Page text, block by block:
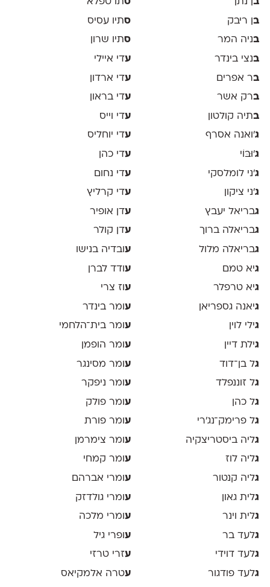
בן נתן
בן ריבק
בניה המר
בנצי בינדר
בר אפרים
ברק אשר
בתיה קולטון
ג'ואנה אסרף
ג'וּבּוֹי
ג׳ני לומלסקי
ג׳ני ציקון
גבריאל יעבץ
גבריאלה ברוך
גבריאלה מלול
גיא טמם
גיא טרפלר
גיאנה גספריאן
גילי לוין
גילת דיין
גל בן־דוד
גל זוננפלד
גל כהן
גל פרימק־נג׳רי
גליה ביסטריצקיה
גליה לוז
גליה קנטור
גלית גאון
גלית וינר
גלעד בר
גלעד דוידי
גלעד פודגור
סתו טפלא
סתיו עסיס
סתיו שרון
עדי איילי
עדי ארדון
עדי בראון
עדי וייס
עדי יוחליס
עדי כהן
עדי נחום
עדי קרליץ
עדן אופיר
עדן קולר
ע ובדיה בנישו
עודד לברן
ע וז צרי
ע ומר בינדר
עומר בית־הלחמי
ע ומר הופמן
עומר מסינגר
ע ומר ניפקר
ע ומר פולק
עומר פורת
ע ומר צימרמן
עומר קמחי
ע ומרי אברהם
ע ומרי גולדזק
עומרי מלכה
ע ופרי גיל
עזרי טרזי
עטרה אלמקיאס